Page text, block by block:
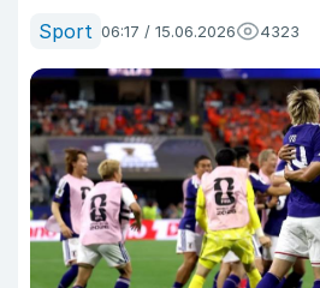
Sport 06:17 / 15.06.2026 4323